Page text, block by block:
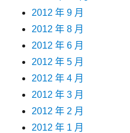
2012 年 9 月
2012 年 8 月
2012 年 6 月
2012 年 5 月
2012 年 4 月
2012 年 3 月
2012 年 2 月
2012 年 1 月